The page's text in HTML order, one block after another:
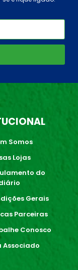
Somos
Lojas
do
Gerais
Parceiras
Conosco
Associado